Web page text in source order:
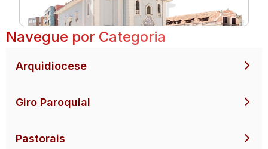
Navegue por Categoria
Arquidiocese
Giro Paroquial
Pastorais